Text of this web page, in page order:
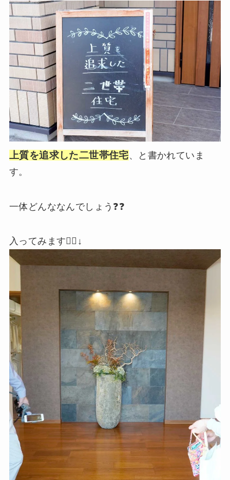
上質を追求した二世帯住宅、と書かれていま
す。
一体どんななんでしょう❓❓
入ってみます🚶‍♀️↓